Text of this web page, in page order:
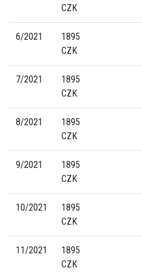
CZK
6/2021
1895
CZK
7/2021
1895
CZK
8/2021
1895
CZK
9/2021
1895
CZK
10/2021
1895
CZK
11/2021
1895
CZK